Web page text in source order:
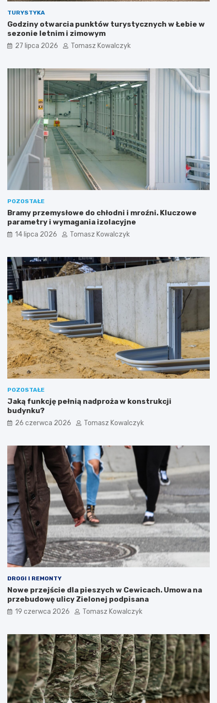
TURYSTYKA
Godziny otwarcia punktów turystycznych w Łebie w
sezonie letnim i zimowym
27 lipca 2026 Tomasz Kowalczyk
POZOSTAŁE
Bramy przemysłowe do chłodni i mroźni. Kluczowe
parametry i wymagania izolacyjne
14 lipca 2026 Tomasz Kowalczyk
POZOSTAŁE
Jaką funkcję pełnią nadproża w konstrukcji
budynku?
26 czerwca 2026 Tomasz Kowalczyk
DROGI I REMONTY
Nowe przejście dla pieszych w Cewicach. Umowa na
przebudowę ulicy Zielonej podpisana
19 czerwca 2026 Tomasz Kowalczyk